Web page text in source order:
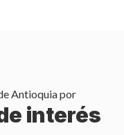
Antioquiapor
interés